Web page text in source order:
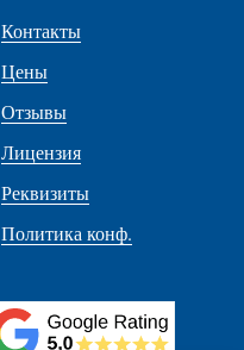
Контакты
Цены
Отзывы
Лицензия
Реквизиты
Политика конф.